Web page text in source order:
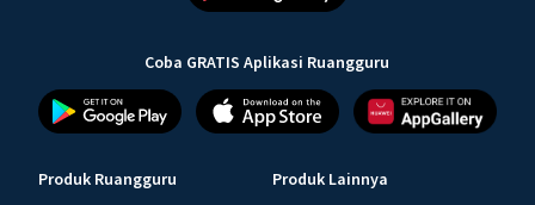
Coba GRATIS Aplikasi Ruangguru
Produk Ruangguru Produk Lainnya